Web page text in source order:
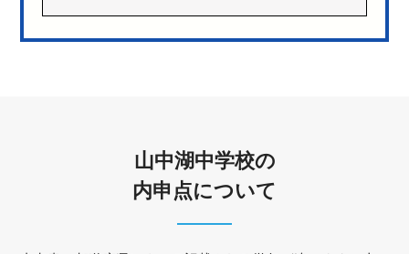
山中湖中学校の
内申点について